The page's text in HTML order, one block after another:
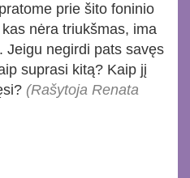
prie šito foninio
nėra triukšmas, ima
Jeigu negirdi pats savęs
suprasi kitą? Kaip jį
(Rašytoja Renata